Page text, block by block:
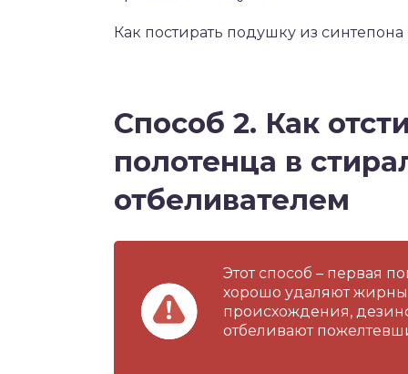
Как постирать подушку из
Способ 2. Как
полотенца в
отбеливателем
Этот способ – первая
хорошо удаляют
происхождения,
отбеливают